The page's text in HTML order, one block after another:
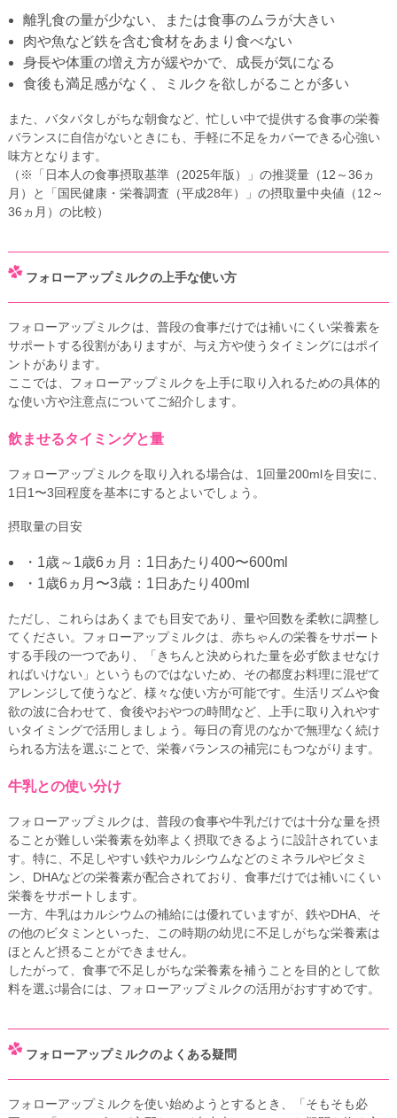
離乳食の量が少ない、または食事のムラが大きい
肉や魚など鉄を含む食材をあまり食べない
身長や体重の増え方が緩やかで、成長が気になる
食後も満足感がなく、ミルクを欲しがることが多い
また、バタバタしがちな朝食など、忙しい中で提供する食事の栄養
バランスに自信がないときにも、手軽に不足をカバーできる心強い
味方となります。
（※「日本人の食事摂取基準（2025年版）」の推奨量（12～36ヵ
月）と「国民健康・栄養調査（平成28年）」の摂取量中央値（12～
36ヵ月）の比較）
フォローアップミルクの上手な使い方
フォローアップミルクは、普段の食事だけでは補いにくい栄養素を
サポートする役割がありますが、与え方や使うタイミングにはポイ
ントがあります。
ここでは、フォローアップミルクを上手に取り入れるための具体的
な使い方や注意点についてご紹介します。
飲ませるタイミングと量
フォローアップミルクを取り入れる場合は、1回量200mlを目安に、
1日1〜3回程度を基本にするとよいでしょう。
摂取量の目安
・1歳～1歳6ヵ月：1日あたり400〜600ml
・1歳6ヵ月〜3歳：1日あたり400ml
ただし、これらはあくまでも目安であり、量や回数を柔軟に調整し
てください。フォローアップミルクは、赤ちゃんの栄養をサポート
する手段の一つであり、「きちんと決められた量を必ず飲ませなけ
ればいけない」というものではないため、その都度お料理に混ぜて
アレンジして使うなど、様々な使い方が可能です。生活リズムや食
欲の波に合わせて、食後やおやつの時間など、上手に取り入れやす
いタイミングで活用しましょう。毎日の育児のなかで無理なく続け
られる方法を選ぶことで、栄養バランスの補完にもつながります。
牛乳との使い分け
フォローアップミルクは、普段の食事や牛乳だけでは十分な量を摂
ることが難しい栄養素を効率よく摂取できるように設計されていま
す。特に、不足しやすい鉄やカルシウムなどのミネラルやビタミ
ン、DHAなどの栄養素が配合されており、食事だけでは補いにくい
栄養をサポートします。
一方、牛乳はカルシウムの補給には優れていますが、鉄やDHA、そ
の他のビタミンといった、この時期の幼児に不足しがちな栄養素は
ほとんど摂ることができません。
したがって、食事で不足しがちな栄養素を補うことを目的として飲
料を選ぶ場合には、フォローアップミルクの活用がおすすめです。
フォローアップミルクのよくある疑問
フォローアップミルクを使い始めようとするとき、「そもそも必